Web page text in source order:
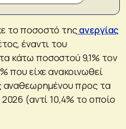
το ποσοστό τηςανεργίας
έναντι του
κάτω ποσοστού 9,1% τον
που είχε ανακοινωθεί
αναθεωρημένου προς τα
(αντί 10,4% το οποίο